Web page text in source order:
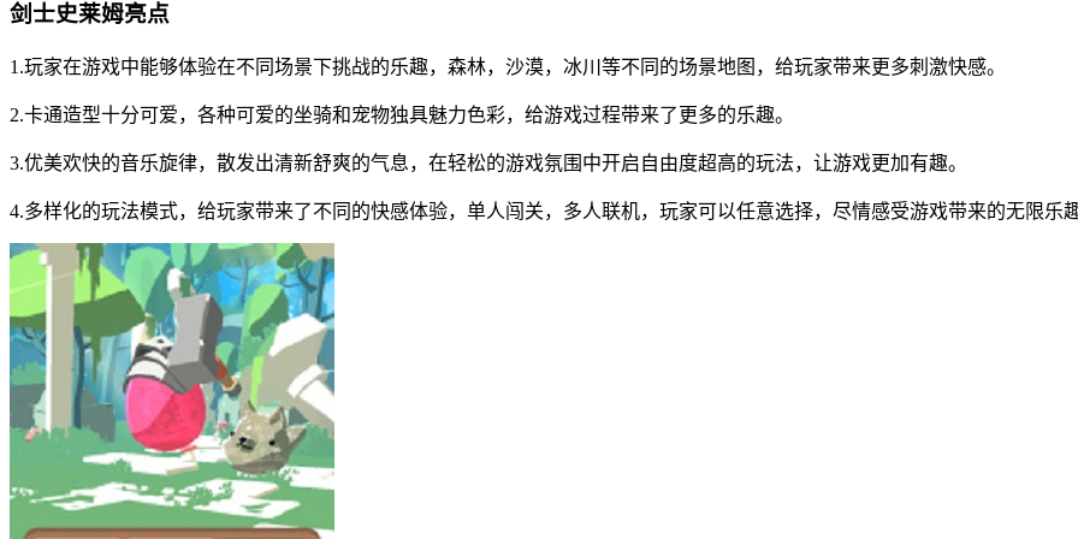
剑士史莱姆亮点
1.玩家在游戏中能够体验在不同场景下挑战的乐趣，森林，沙漠，冰川等不同的场景地图，给玩家带来更多刺激快感。
2.卡通造型十分可爱，各种可爱的坐骑和宠物独具魅力色彩，给游戏过程带来了更多的乐趣。
3.优美欢快的音乐旋律，散发出清新舒爽的气息，在轻松的游戏氛围中开启自由度超高的玩法，让游戏更加有趣。
4.多样化的玩法模式，给玩家带来了不同的快感体验，单人闯关，多人联机，玩家可以任意选择，尽情感受游戏带来的无限乐